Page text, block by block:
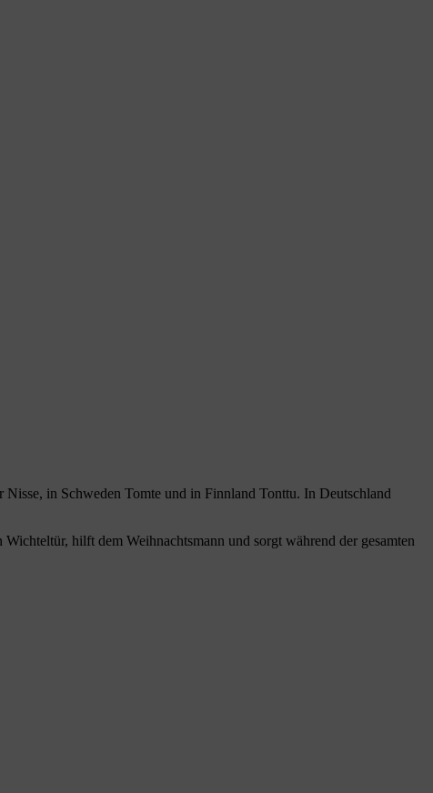
in Schweden Tomte und in Finnland Tonttu. In Deutschland
hilft dem Weihnachtsmann und sorgt während der gesamten